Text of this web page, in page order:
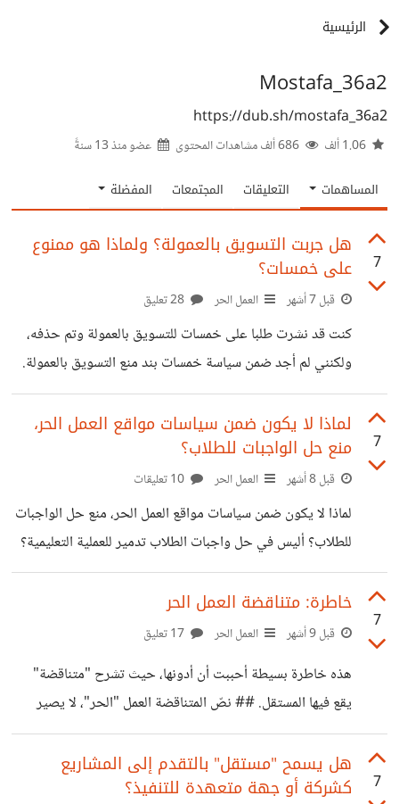
الرئيسية
Mostafa_36a2
https://dub.sh/mostafa_36a2
عضو منذ13 سنةً
المساهمات التعليقات المجتمعات المفضلة
7
هل جربت التسويق بالعمولة؟ ولماذا هو ممنوع
على خمسات؟
قبل 7 أشهر العمل الحر
كنت قد نشرت طلبا على خمسات للتسويق بالعمولة وتم حذفه،
ولكنني لم أجد ضمن سياسة خمسات بند منع التسويق بالعمولة.
هل جرب أحدكم التسويق بالعمولة؟ وما سبب منعه على
خمسات؟
7
لماذا لا يكون ضمن سياسات مواقع العمل الحر،
منع حل الواجبات للطلاب؟
قبل 8 أشهر العمل الحر
لماذا لا يكون ضمن سياسات مواقع العمل الحر، منع حل الواجبات
للطلاب؟ أليس في حل واجبات الطلاب تدمير للعملية التعليمية؟
من يدفع ينجح، مثلما يكون في الألعاب، ادفع لتفوز Pay to win
وأريد طرح تسائل حول (هل حل الواجبات من قبل المستقلين،
فعل "أخلاقي"؟) ولكنني لن أطرح هذا السؤال، وسأتركه لضمير
https://drive.google.com/file/d/17JsuSNaFKmiKK
M--DPiRP1HdUHNhoXzh/view?usp=drive_link
ومن الواضح حسب خبرتي في الطلب والملفات المرفقة، من
الواضح لي تماما أن صاحب المشروع طالب يبحث
7
خاطرة: متناقضة العمل الحر
قبل 9 أشهر العمل الحر
هذه خاطرة بسيطة أحببت أن أدونها، حيث تشرح "متناقضة"
يقع فيها المستقل. ## نصّ المتناقضة العمل "الحر"، لا يصير
"عملًا"، حتى يتوقف عن كونه "حرًّا" ## الشرح :) لا يمكنك
الاعتماد على العمل الحر حقًّا كجزء حقيقي من دخلك، إلا إذا
توقفت عن كونك "حرًّا"، وذلك بسبب ارتباطك بزبائنك الأكثر
7
هل يسمح "مستقل" بالتقدم إلى المشاريع
كشركة أو جهة متعهدة للتنفيذ؟